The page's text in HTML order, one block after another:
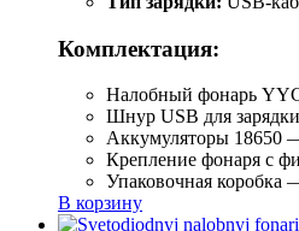
Комплектация:
Налобный фонарь
Шнур USB для
Аккумуляторы 18650
Крепление фонаря с
Упаковочная коробка
В корзину